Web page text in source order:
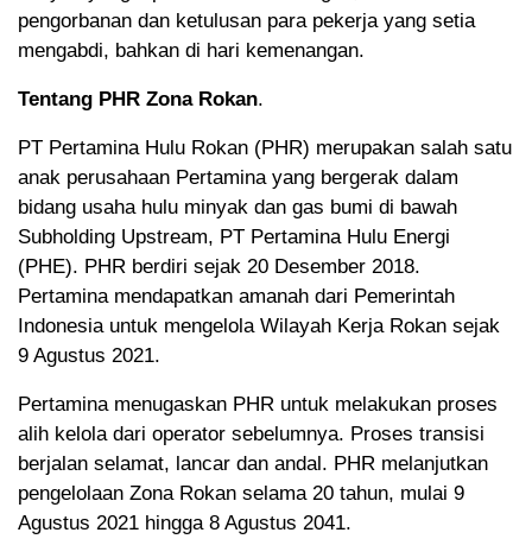
pengorbanan dan ketulusan para pekerja yang setia
mengabdi, bahkan di hari kemenangan.
Tentang PHR Zona Rokan.
PT Pertamina Hulu Rokan (PHR) merupakan salah satu
anak perusahaan Pertamina yang bergerak dalam
bidang usaha hulu minyak dan gas bumi di bawah
Subholding Upstream, PT Pertamina Hulu Energi
(PHE). PHR berdiri sejak 20 Desember 2018.
Pertamina mendapatkan amanah dari Pemerintah
Indonesia untuk mengelola Wilayah Kerja Rokan sejak
9 Agustus 2021.
Pertamina menugaskan PHR untuk melakukan proses
alih kelola dari operator sebelumnya. Proses transisi
berjalan selamat, lancar dan andal. PHR melanjutkan
pengelolaan Zona Rokan selama 20 tahun, mulai 9
Agustus 2021 hingga 8 Agustus 2041.